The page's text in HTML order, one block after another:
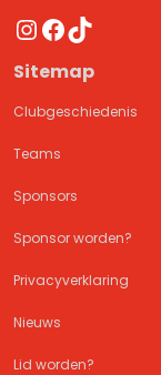
Instagram
Facebook
TikTok
Sitemap
Clubgeschiedenis
Teams
Sponsors
Sponsor worden?
Privacyverklaring
Nieuws
Lid worden?